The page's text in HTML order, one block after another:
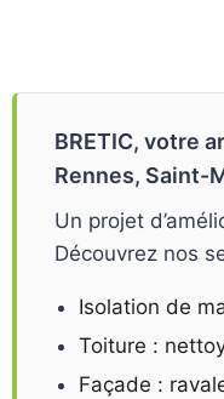
BRETIC, votre
Rennes, Saint-
Un projet
Découvrez nos
Isolation de
Toiture :
Façade :